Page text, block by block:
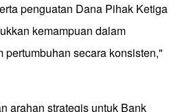
penguatan Dana Pihak Ketiga
kemampuan dalam
pertumbuhan secara konsisten,"
arahan strategis untuk Bank